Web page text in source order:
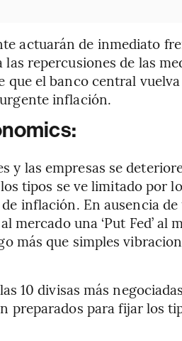
actuarán de inmediato
repercusiones de las
el banco central
inflación.
y las empresas se
tipos se ve limitado por
inflación. En ausencia de
una ‘Put Fed’ al
más que simples
10 divisas más
preparados para fijar los